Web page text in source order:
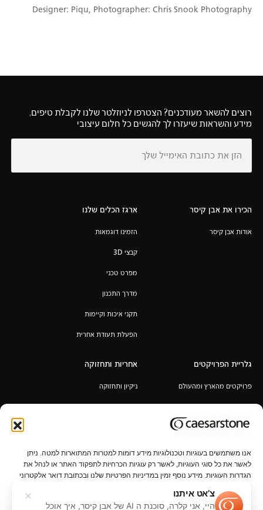
אנו משתמשים בעוגיות וטכנולוגיות מידע דומות למטרות המתוארות למטה. ניתן
לאשר את כל סוגי העוגיות, לאשר רק עוגיות הכרחיות לתפקוד האתר או לנהל את
הגדרות העוגיות. מידע נוסף זמין במדיניות הפרטיות שלנו ובכתובת דואר אלקטרוני
Designer: Piqu, Photographer: Chris Snook Photography
רוצים להשאר מעודכנים? הצטרפו לניוזלטר שלנו לקבלת טיפים,
מידע והשראות שיעזרו לך להגשים כל חלום עיצובי
הכירו את אבן קיסר
אודות אבן קיסר
ארגז הכלים שלנו
הזמינו דוגמאות
קבצי 3D
מפרט טכני
מדרך התכנון
תקני איכות וקיימות
הפעלת תעודת אחרית
גלריית הפרויקטים
פרויקטים מהארץ ומהעולם
אחריות ותחזוקה
ניקיון ותחזוקה
אחריות לכל החיים
צ’אט איתנו
היי, אני קלרה, סוכנת ה AI של אבן קיסר, איך אוכל